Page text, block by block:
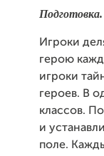
Подготовка.
Игроки
герою
игроки
героев. В
классов.
и
поле.